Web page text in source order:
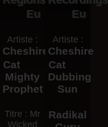
Eu
Artiste :
Cheshire
Cat
Mighty
Prophet
Titre : Mr
Wicked
Eu
Artiste :
Cheshire
Cat
Dubbing
Sun
Radikal